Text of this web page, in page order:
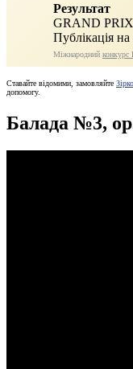
Результат
GRAND PRIX
Публікація на
Міжнародний конкурс
Ставайте відомими, замовляйте
допомогу.
Балада №3,